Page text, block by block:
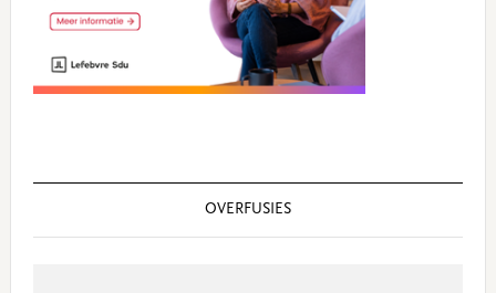
OVERFUSIES